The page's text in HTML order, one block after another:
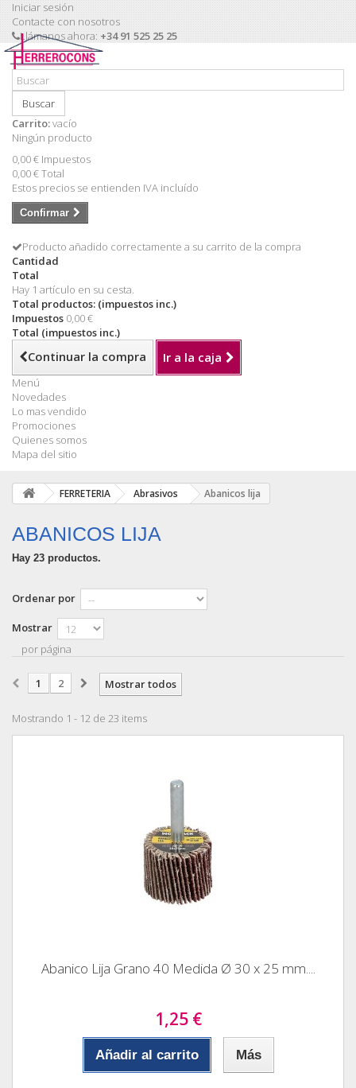
Iniciar sesión
Contacte con nosotros
Llámanos ahora: +34 91 525 25 25
Buscar
Carrito:vacío
Ningún producto
0,00 € Impuestos
0,00 €Total
Estos precios se entienden IVA incluído
Confirmar
Producto añadido correctamente a su carrito de la compra
Cantidad
Total
Hay 1 artículo en su cesta.
Total productos: (impuestos inc.)
Impuestos 0,00 €
Total (impuestos inc.)
Continuar la compra Ir a la caja
Menú
Novedades
Lo mas vendido
Promociones
Quienes somos
Mapa del sitio
FERRETERIA Abrasivos Abanicos lija
ABANICOS LIJA
Hay 23 productos.
Ordenar por
Mostrar
por página
Mostrar todos
1 2
Mostrando 1 - 12 de 23 items
Abanico Lija Grano 40 Medida Ø 30 x 25 mm....
1,25 €
Añadir al carrito Más